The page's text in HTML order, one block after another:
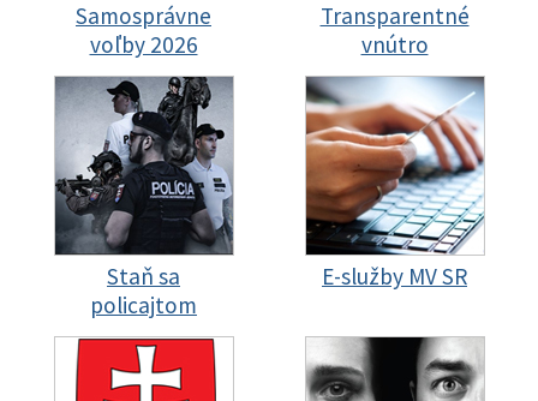
Samosprávne
voľby 2026
Transparentné
vnútro
Staň sa
policajtom
E-služby MV SR